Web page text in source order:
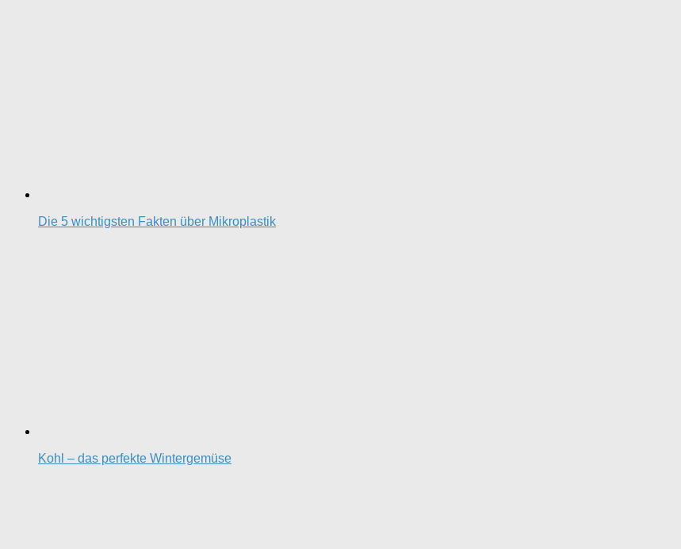
Die 5 wichtigsten Fakten über Mikroplastik
Kohl – das perfekte Wintergemüse